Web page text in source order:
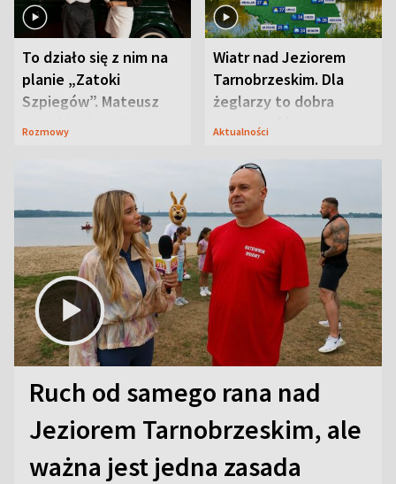
To działo się z nim na
planie „Zatoki
Szpiegów”. Mateusz
Janicki odsłonił
Rozmowy
Wiatr nad Jeziorem
Tarnobrzeskim. Dla
żeglarzy to dobra
wiadomość
Aktualności
Ruch od samego rana nad
Jeziorem Tarnobrzeskim, ale
ważna jest jedna zasada